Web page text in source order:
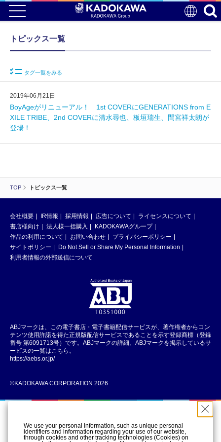
TOP トピックス一覧
トピックス一覧
タグ一覧をみる
2019年06月21日
BoyAgeがリニューアル！ 1st COVERにGENERATIONS from E
XILE TRIBE、2nd COVERに清水尋也、板垣瑞生、間宮祥太朗が
登場！
会社概要 IR情報 採用情報 広告について
ライセンスについて
書店様向け
法人様一括購入
KADOKAWAグループ
作品の利用について
お問い合わせ
プライバシーポリシー
サイトポリシー
Do Not Sell or Share My Personal Information
利用者情報の外部送信について
ABJマークは、この電子書店・電子書籍配信サービスが、著作権者からコン
テンツ使用許諾を得た正規版配信サービスであることを示す登録商標（登録
番号 第6091713号）です。ABJマークの詳細、ABJマークを掲示しているサ
ービスの一覧はこちら。
https://aebs.or.jp/
©KADOKAWA CORPORATION 2026
We use your personal information, such as unique personal
identifiers and information regarding your use of our website,
through cookies and other tracking technologies (Cookies) on